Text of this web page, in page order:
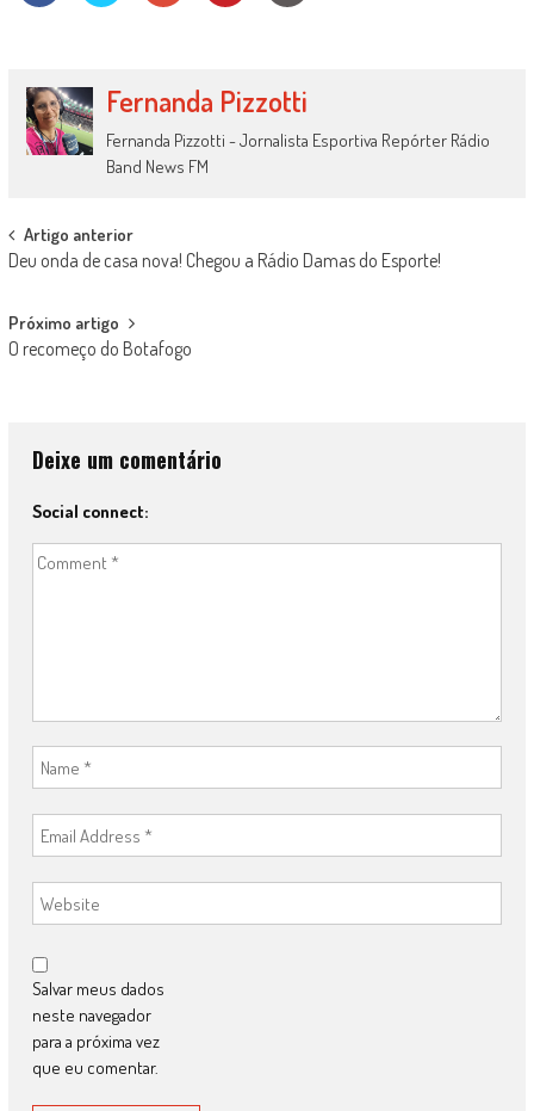
Fernanda Pizzotti
Fernanda Pizzotti - Jornalista Esportiva Repórter Rádio
Band News FM
Post
navigation
Artigo anterior
Deu onda de casa nova! Chegou a Rádio Damas do Esporte!
Próximo artigo
O recomeço do Botafogo
Deixe um comentário
Social connect:
Salvar meus dados
neste navegador
para a próxima vez
que eu comentar.